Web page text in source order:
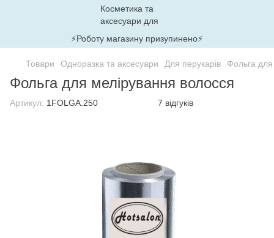
⚡Роботу магазину призупинено⚡
Товари Одноразка та аксесуари Для перукарів Фольга
Фольга для мелірування волосся
Артикул: 1FOLGA.250 7 відгуків